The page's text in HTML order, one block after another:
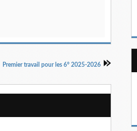
Premier travail pour les 6° 2025-2026